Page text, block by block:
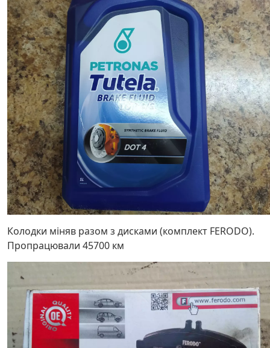
Колодки міняв разом з дисками (комплект FERODO).
Пропрацювали 45700 км